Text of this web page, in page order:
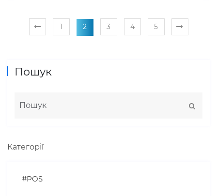
1 2 3 4 5
Пошук
Категорії
#POS